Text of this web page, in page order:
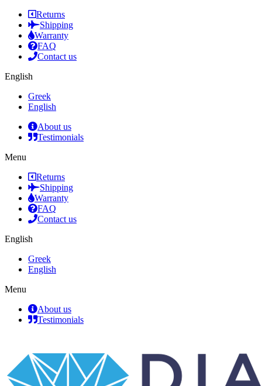
Returns
Shipping
Warranty
FAQ
Contact us
English
Greek
English
About us
Testimonials
Menu
Returns
Shipping
Warranty
FAQ
Contact us
English
Greek
English
Menu
About us
Testimonials